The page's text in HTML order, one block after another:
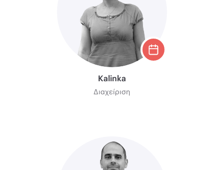
Kalinka
Διαχείριση